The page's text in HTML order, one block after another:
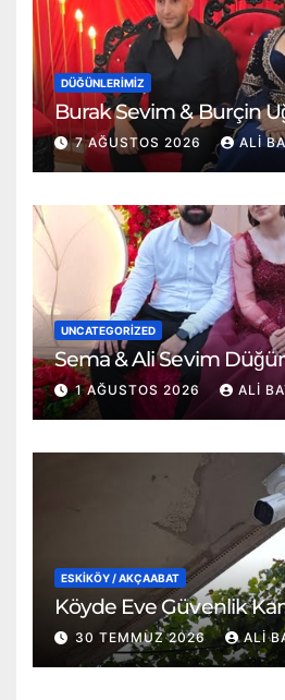
DÜĞÜNLERIMIZ
Burak Sevim & Burçin
7 AĞUSTOS 2026 ALI
UNCATEGORIZED
Sema & Ali Sevim
1 AĞUSTOS 2026 ALI
ESKİKÖY / AKÇAABAT
Köyde Eve Güvenlik
30 TEMMUZ 2026 ALI